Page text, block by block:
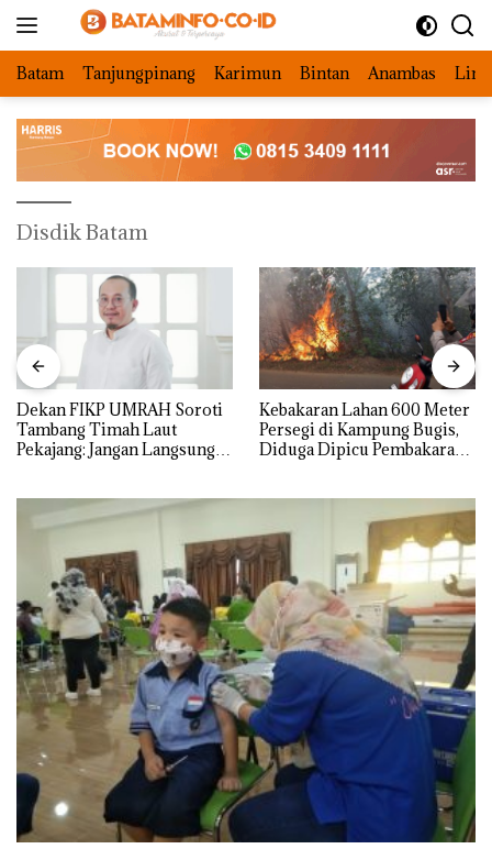
Batam Tanjungpinang Karimun Bintan Anambas
Disdik Batam
Dekan FIKP UMRAH Soroti
Tambang Timah Laut
Pekajang: Jangan Langsung
Lingkungannya
Kebakaran Lahan 600 Meter
Persegi di Kampung Bugis,
Diduga Dipicu Pembakaran